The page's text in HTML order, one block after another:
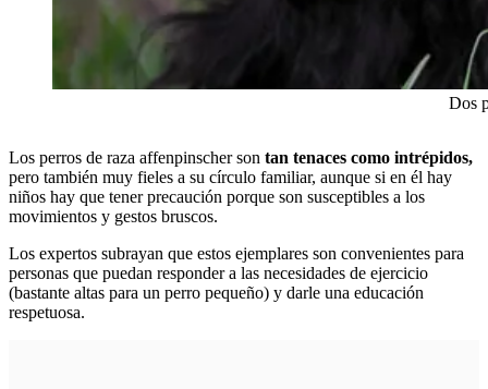
Dos
Los perros de raza affenpinscher son tan tenaces como intrépidos,
pero también muy fieles a su círculo familiar, aunque si en él hay
niños hay que tener precaución porque son susceptibles a los
movimientos y gestos bruscos.
Los expertos subrayan que estos ejemplares son convenientes para
personas que puedan responder a las necesidades de ejercicio
(bastante altas para un perro pequeño) y darle una educación
respetuosa.